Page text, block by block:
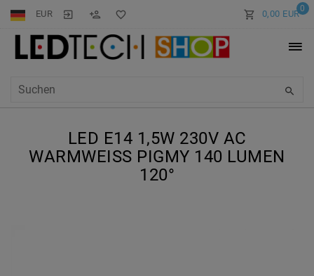
EUR 0
0,00 EUR
LED E14 1,5W 230V AC
WARMWEISS PIGMY 140 LUMEN 1
20°